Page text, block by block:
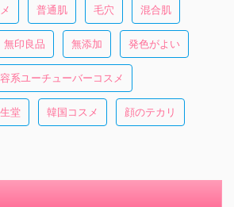
普通肌 毛穴 混合肌
無印良品 無添加 発色がよい
系ユーチューバーコスメ
堂 韓国コスメ 顔のテカリ